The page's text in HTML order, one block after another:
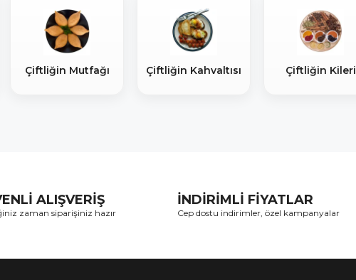
Çiftliğin Mutfağı Çiftliğin Kahvaltısı Çiftliğin Kileri
ALIŞVERİŞ
zaman siparişiniz hazır
İNDİRİMLİ FİYATLAR
Cep dostu indirimler, özel kampanyalar